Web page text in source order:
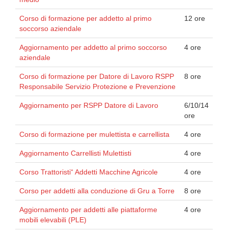
Corso di formazione per addetto al primo
soccorso aziendale
12 ore
Aggiornamento per addetto al primo soccorso
aziendale
4 ore
Corso di formazione per Datore di Lavoro RSPP
Responsabile Servizio Protezione e Prevenzione
8 ore
Aggiornamento per RSPP Datore di Lavoro
6/10/14
ore
Corso di formazione per mulettista e carrellista 4 ore
Aggiornamento Carrellisti Mulettisti 4 ore
Corso Trattoristi“ Addetti Macchine Agricole 4 ore
Corso per addetti alla conduzione di Gru a Torre 8 ore
Aggiornamento per addetti alle piattaforme
mobili elevabili (PLE)
4 ore